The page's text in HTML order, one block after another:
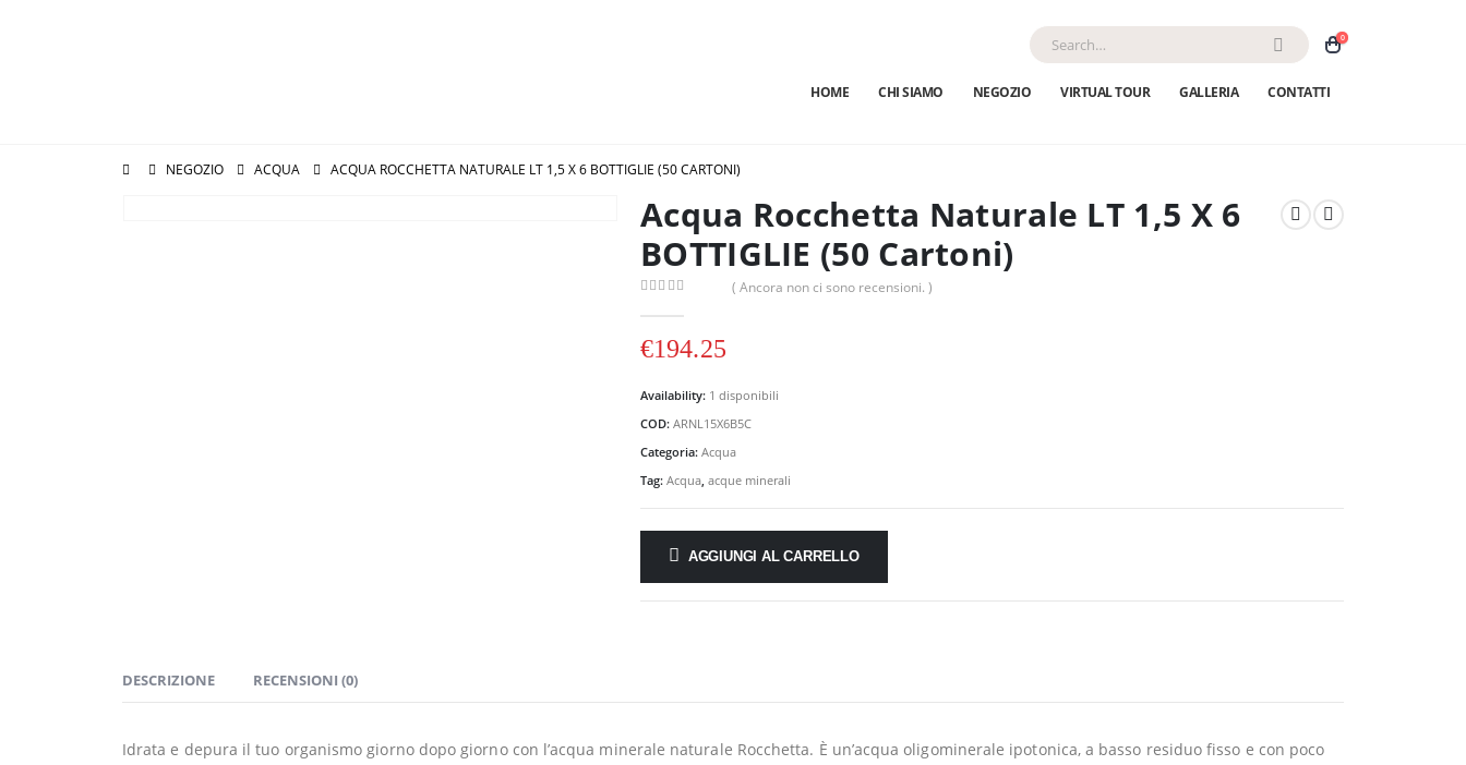
0
HOME CHI SIAMO NEGOZIO VIRTUAL TOUR GALLERIA CONTATTI
NEGOZIO ACQUA ACQUA ROCCHETTA NATURALE LT 1,5 X 6 BOTTIGLIE (50 CARTONI)
Acqua Rocchetta Naturale LT 1,5 X 6
BOTTIGLIE (50 Cartoni)
( Ancora non ci sono recensioni. )
€194.25
Availability: 1 disponibili
COD: ARNL15X6B5C
Categoria: Acqua
Tag: Acqua, acque minerali
AGGIUNGI AL CARRELLO
DESCRIZIONE RECENSIONI (0)
Idrata e depura il tuo organismo giorno dopo giorno con l’acqua minerale naturale Rocchetta. È un’acqua oligominerale ipotonica, a basso residuo fisso e con poco